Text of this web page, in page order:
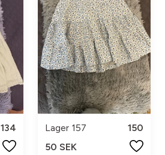
134
Lager 157
150
50 SEK